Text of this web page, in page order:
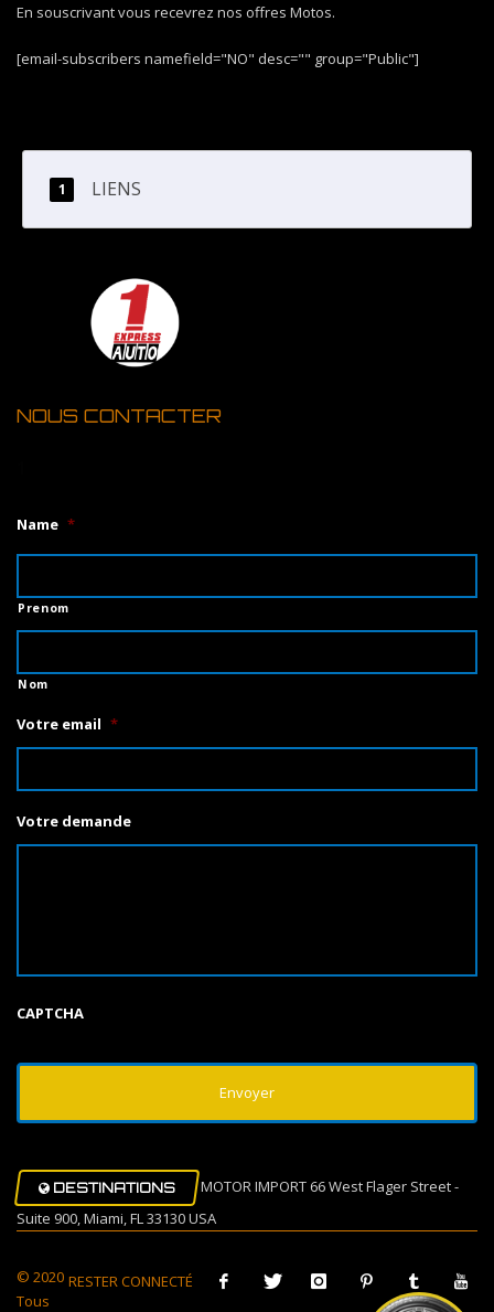
En souscrivant vous recevrez nos offres Motos.
[email-subscribers namefield="NO" desc="" group="Public"]
LIENS
NOUS CONTACTER
Name *
Prenom
Nom
Votre email *
Votre demande
CAPTCHA
DESTINATIONS
MOTOR IMPORT 66 West Flager Street -
Suite 900, Miami, FL 33130 USA
RESTER CONNECTÉ
© 2020
Tous